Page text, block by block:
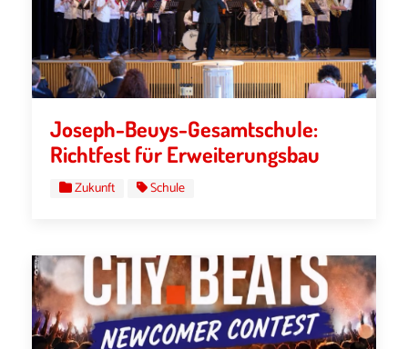
Joseph-Beuys-Gesamtschule:
Richtfest für Erweiterungsbau
Zukunft Schule